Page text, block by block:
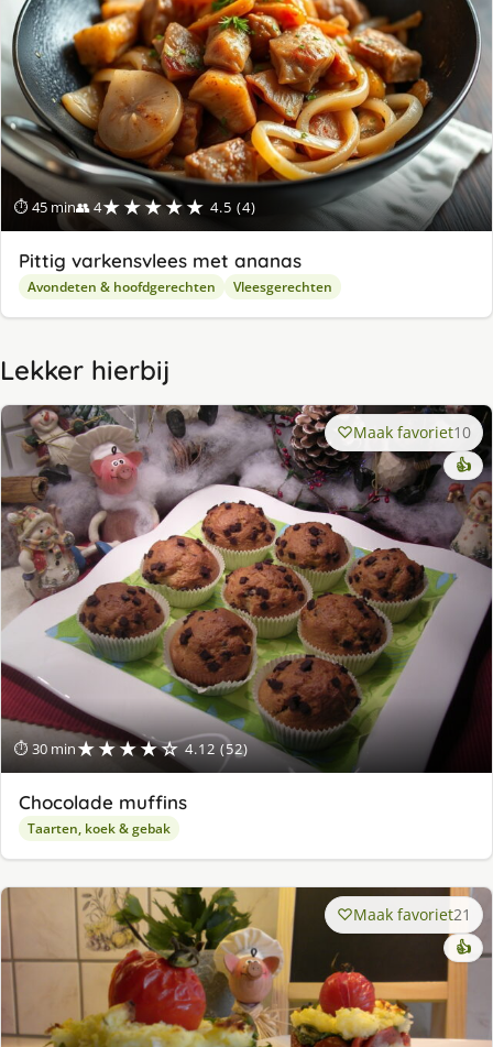
⏱ 45 min👥 4★★★★★ 4.5 (4)
Pittig varkensvlees met ananas
Avondeten & hoofdgerechten Vleesgerechten
Lekker hierbij
⏱ 30 min★★★★☆ 4.12 (52)
Maak favoriet10
👍
Chocolade muffins
Taarten, koek & gebak
Maak favoriet21
👍